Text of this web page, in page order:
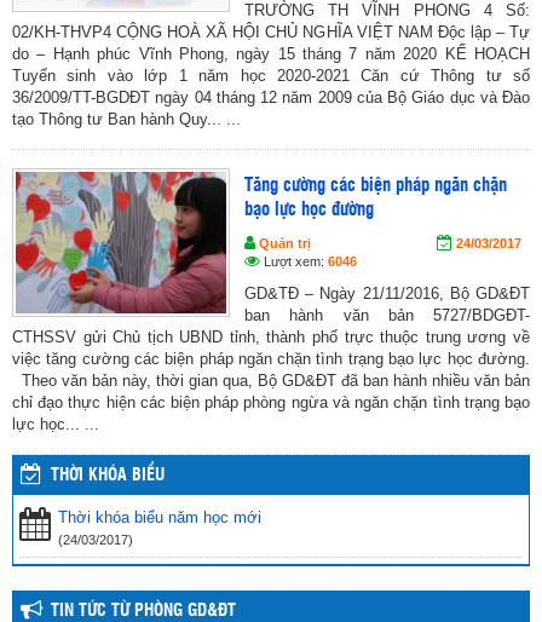
TRƯỜNG TH VĨNH PHONG 4 Số:
02/KH-THVP4 CỘNG HOÀ XÃ HỘI CHỦ NGHĨA VIỆT NAM Độc lập – Tự
do – Hạnh phúc Vĩnh Phong, ngày 15 tháng 7 năm 2020 KẾ HOẠCH
Tuyển sinh vào lớp 1 năm học 2020-2021 Căn cứ Thông tư số
36/2009/TT-BGDĐT ngày 04 tháng 12 năm 2009 của Bộ Giáo dục và Đào
tạo Thông tư Ban hành Quy... ...
Tăng cường các biện pháp ngăn chặn
bạo lực học đường
Quản trị
24/03/2017
Lượt xem: 6046
GD&TĐ – Ngày 21/11/2016, Bộ GD&ĐT
ban hành văn bản 5727/BDGĐT-
CTHSSV gửi Chủ tịch UBND tỉnh, thành phố trực thuộc trung ương về
việc tăng cường các biện pháp ngăn chặn tình trạng bạo lực học đường.
Theo văn bản này, thời gian qua, Bộ GD&ĐT đã ban hành nhiều văn bản
chỉ đạo thực hiện các biện pháp phòng ngừa và ngăn chặn tình trạng bạo
lực học... ...
THỜI KHÓA BIỂU
Thời khóa biểu năm học mới
(24/03/2017)
TIN TỨC TỪ PHÒNG GD&ĐT